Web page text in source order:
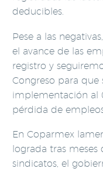
deducibles.
Pese a las
el avance de las
registro y
Congreso para
implementación al
pérdida de
En Coparmex
lograda tras
sindicatos, el